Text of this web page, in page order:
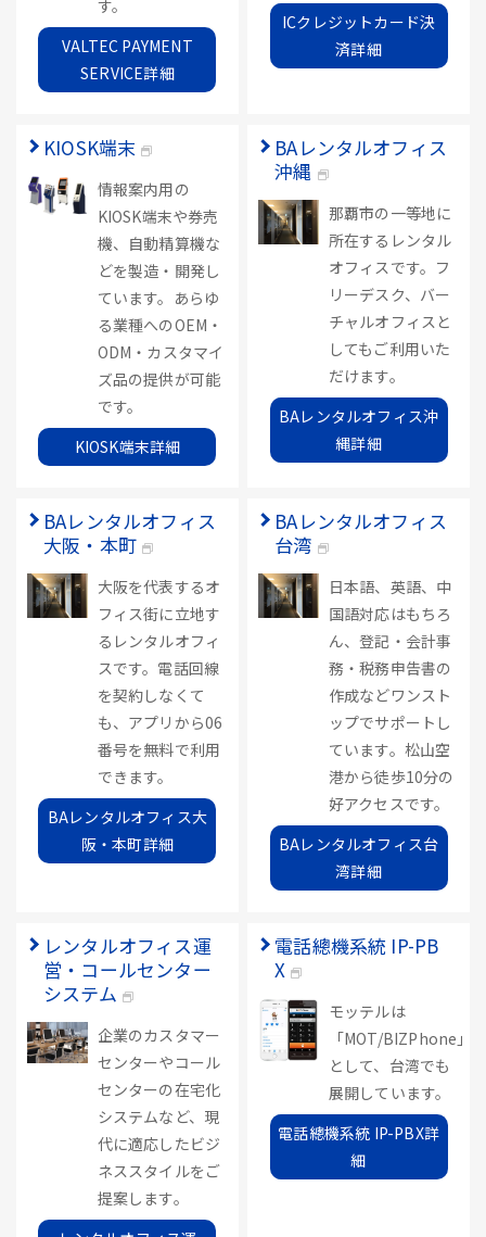
す。
VALTEC PAYMENT
SERVICE詳細
ICクレジットカード決
済詳細
KIOSK端末
情報案内用の
KIOSK端末や券売
機、自動精算機な
どを製造・開発し
ています。あらゆ
る業種へのOEM・
ODM・カスタマイ
ズ品の提供が可能
です。
KIOSK端末詳細
BAレンタルオフィス
沖縄
那覇市の一等地に
所在するレンタル
オフィスです。フ
リーデスク、バー
チャルオフィスと
してもご利用いた
だけます。
BAレンタルオフィス沖
縄詳細
BAレンタルオフィス
大阪・本町
大阪を代表するオ
フィス街に立地す
るレンタルオフィ
スです。電話回線
を契約しなくて
も、アプリから06
番号を無料で利用
できます。
BAレンタルオフィス大
阪・本町詳細
BAレンタルオフィス
台湾
日本語、英語、中
国語対応はもちろ
ん、登記・会計事
務・税務申告書の
作成などワンスト
ップでサポートし
ています。松山空
港から徒歩10分の
好アクセスです。
BAレンタルオフィス台
湾詳細
レンタルオフィス運
営・コールセンター
システム
企業のカスタマー
センターやコール
センターの在宅化
システムなど、現
代に適応したビジ
ネススタイルをご
提案します。
電話總機系統 IP-PB
X
モッテルは
「MOT/BIZPhone」
として、台湾でも
展開しています。
電話總機系統 IP-PBX詳
細